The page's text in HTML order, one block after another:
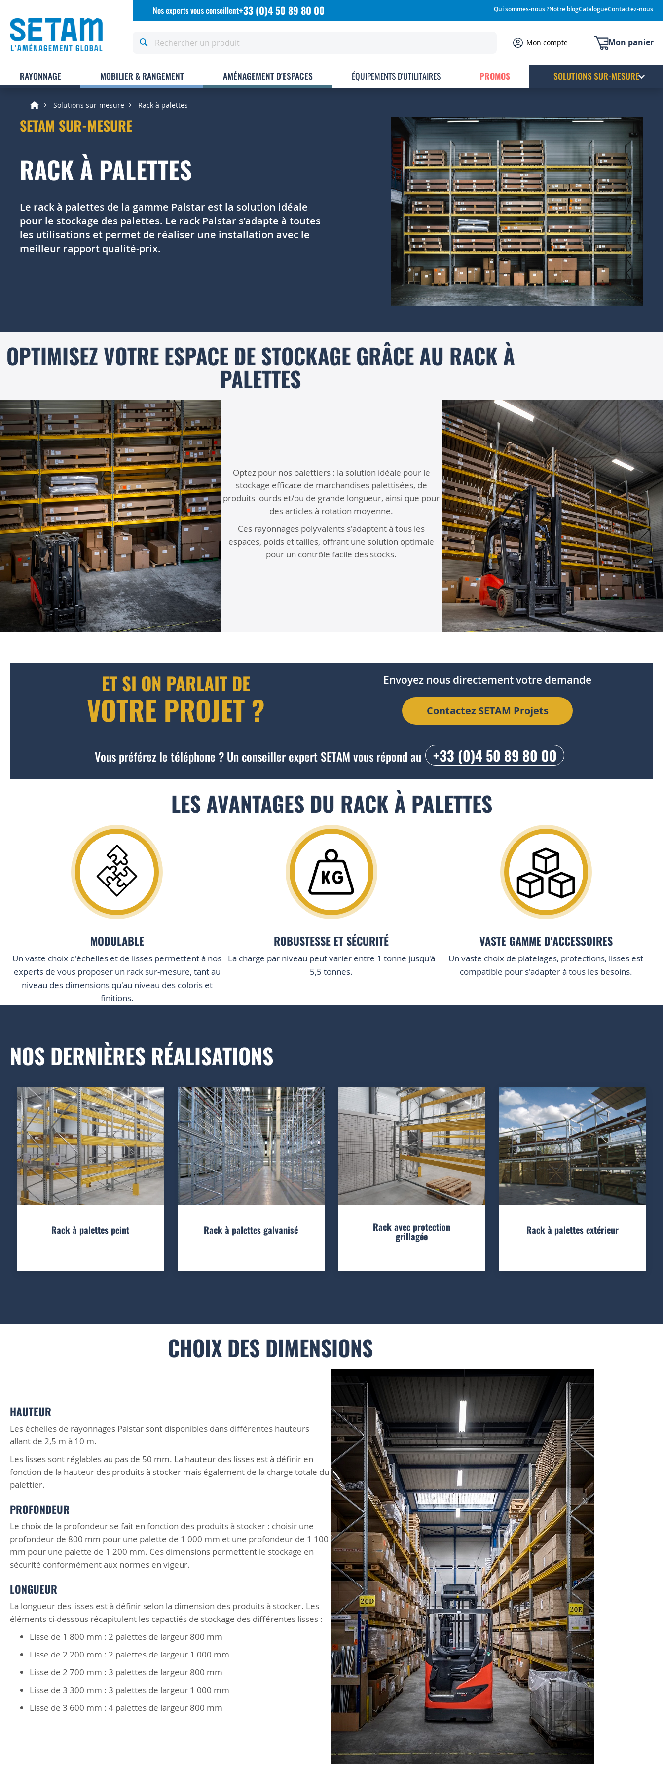
Allez
Qui sommes-nous ?Notre blogCatalogueContactez-nous
Nos experts vous conseillent+33 (0)4 50 89 80 00
Mon panier
Mon compte
RAYONNAGE MOBILIER & RANGEMENT AMÉNAGEMENT D'ESPACES ÉQUIPEMENTS D'UTILITAIRES PROMOS SOLUTIONS SUR-MESURE
Solutions sur-mesure Rack à palettes
SETAM SUR-MESURE
RACK À PALETTES
Le rack à palettes de la gamme Palstar est la solution idéale
pour le stockage des palettes. Le rack Palstar s’adapte à toutes
les utilisations et permet de réaliser une installation avec le
meilleur rapport qualité-prix.
OPTIMISEZ VOTRE ESPACE DE STOCKAGE GRÂCE AU RACK À
PALETTES
Optez pour nos palettiers : la solution idéale pour le
stockage efficace de marchandises palettisées, de
produits lourds et/ou de grande longueur, ainsi que pour
des articles à rotation moyenne.
Ces rayonnages polyvalents s'adaptent à tous les
espaces, poids et tailles, offrant une solution optimale
pour un contrôle facile des stocks.
ET SI ON PARLAIT DE
VOTRE PROJET ?
Envoyez nous directement votre demande
Contactez SETAM Projets
Vous préférez le téléphone ? Un conseiller expert SETAM vous répond au +33 (0)4 50 89 80 00
LES AVANTAGES DU RACK À PALETTES
MODULABLE
Un vaste choix d'échelles et de lisses permettent à nos
experts de vous proposer un rack sur-mesure, tant au
niveau des dimensions qu'au niveau des coloris et
finitions.
ROBUSTESSE ET SÉCURITÉ
La charge par niveau peut varier entre 1 tonne jusqu'à
5,5 tonnes.
VASTE GAMME D'ACCESSOIRES
Un vaste choix de platelages, protections, lisses est
compatible pour s'adapter à tous les besoins.
NOS DERNIÈRES RÉALISATIONS
Rack à palettes peint Rack à palettes galvanisé Rack avec protection
grillagée Rack à palettes extérieur
CHOIX DES DIMENSIONS
HAUTEUR
Les échelles de rayonnages Palstar sont disponibles dans différentes hauteurs
allant de 2,5 m à 10 m.
Les lisses sont réglables au pas de 50 mm. La hauteur des lisses est à définir en
fonction de la hauteur des produits à stocker mais également de la charge totale du
palettier.
PROFONDEUR
Le choix de la profondeur se fait en fonction des produits à stocker : choisir une
profondeur de 800 mm pour une palette de 1 000 mm et une profondeur de 1 100
mm pour une palette de 1 200 mm. Ces dimensions permettent le stockage en
sécurité conformément aux normes en vigeur.
LONGUEUR
La longueur des lisses est à définir selon la dimension des produits à stocker. Les
éléments ci-dessous récapitulent les capactiés de stockage des différentes lisses :
Lisse de 1 800 mm : 2 palettes de largeur 800 mm
Lisse de 2 200 mm : 2 palettes de largeur 1 000 mm
Lisse de 2 700 mm : 3 palettes de largeur 800 mm
Lisse de 3 300 mm : 3 palettes de largeur 1 000 mm
Lisse de 3 600 mm : 4 palettes de largeur 800 mm